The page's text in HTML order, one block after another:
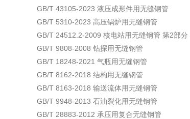
GB/T 43105-2023 液压成形件用无缝钢管
GB/T 5310-2023 高压锅炉用无缝钢管
GB/T 24512.2-2009 核电站用无缝钢管 第2部分
GB/T 9808-2008 钻探用无缝钢管
GB/T 18248-2021 气瓶用无缝钢管
GB/T 8162-2018 结构用无缝钢管
GB/T 8163-2018 输送流体用无缝钢管
GB/T 9948-2013 石油裂化用无缝钢管
GB/T 28883-2012 承压用复合无缝钢管